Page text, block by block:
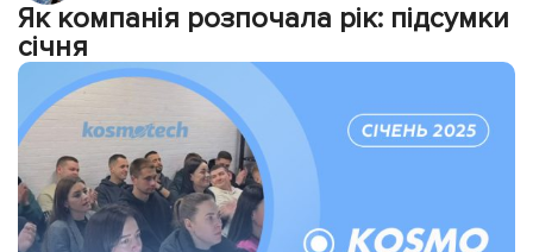
Як компанія розпочала рік: підсумки
січня